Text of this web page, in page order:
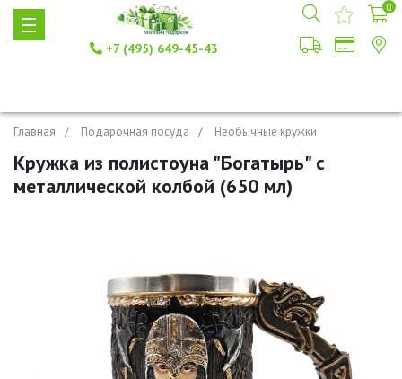
+7 (495) 649-45-43
0
Главная Подарочная посуда Необычные кружки
Кружка из полистоуна "Богатырь" с
металлической колбой (650 мл)